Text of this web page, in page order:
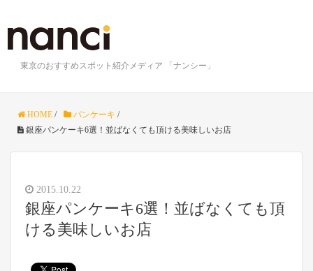
東京のおすすめスポット紹介メディア 「ナンシー」
HOME / パンケーキ /
銀座パンケーキ6選！並ばなくても頂ける美味しいお店
2015.10.22
銀座パンケーキ6選！並ばなくても頂
ける美味しいお店